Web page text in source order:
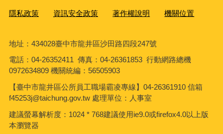
隱私政策 資訊安全政策 著作權說明 機關位置
地址：434028臺中市龍井區沙田路四段247號
電話：04-26352411 傳真：04-26361853 行動網路總機
0972634809 機關統編：56505903
【臺中市龍井區公所員工職場霸凌專線】04-26361910 信箱
f45253j@taichung.gov.tw 處理單位：人事室
建議螢幕解析度：1024 * 768建議使用ie9.0或firefox4.0以上版
本瀏覽器